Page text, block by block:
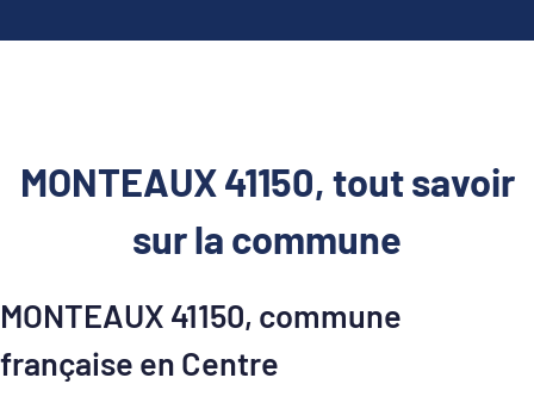
MONTEAUX 41150, tout savoir
sur la commune
MONTEAUX 41150, commune
française en Centre